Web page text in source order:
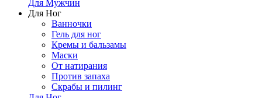
Для Мужчин
Для Ног
Ванночки
Гель для ног
Кремы и бальзамы
Маски
От натирания
Против запаха
Скрабы и пилинг